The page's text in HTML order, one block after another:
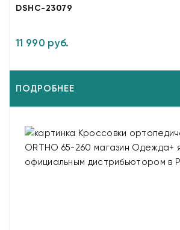
DSHC-23079
11 990 руб.
ПОДРОБНЕЕ